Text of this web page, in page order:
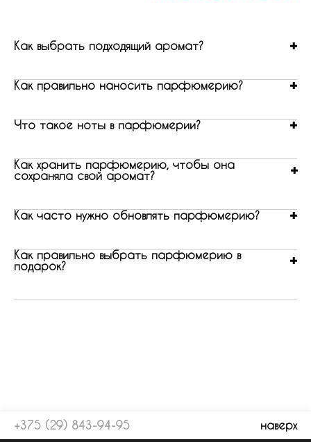
Как выбрать подходящий аромат?
Как правильно наносить парфюмерию?
Что такое ноты в парфюмерии?
Как хранить парфюмерию, чтобы она
сохраняла свой аромат?
Как часто нужно обновлять парфюмерию?
Как правильно выбрать парфюмерию в
подарок?
+375 (29) 843-94-95 наверх